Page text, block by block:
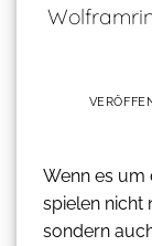
Wenn
geht,
Wenn es um
spielen nicht
sondern